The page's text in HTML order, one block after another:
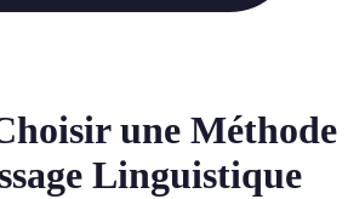
une Méthode
Linguistique